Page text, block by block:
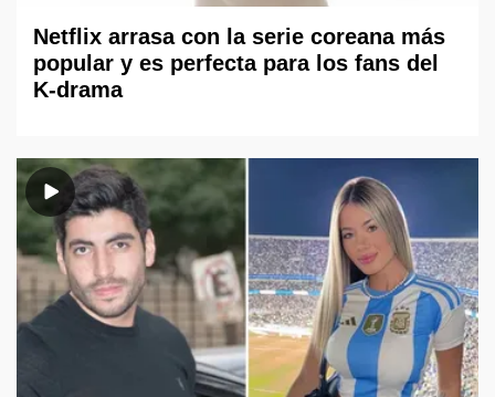
Netflix arrasa con la serie coreana más
popular y es perfecta para los fans del
K-drama